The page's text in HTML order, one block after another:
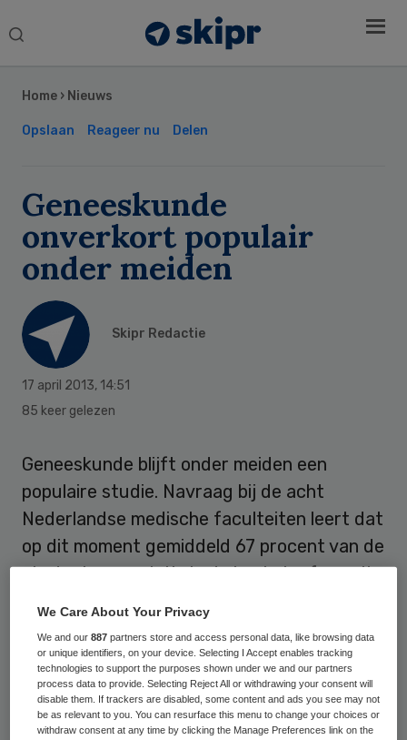
Search
Home › Nieuws
Opslaan Reageer nu Delen
Geneeskunde
onverkort populair
onder meiden
Skipr Redactie
17 april 2013, 14:51
85 keer gelezen
Geneeskunde blijft onder meiden een
populaire studie. Navraag bij de acht
Nederlandse medische faculteiten leert dat
op dit moment gemiddeld 67 procent van de
studentenpopulatie in de bachelor fase uit
Het onderzoeksrapportTrends in Beeldvan
het Ministerie van Onderwijs laat zien dat er
in de afgelopen 60 jaar meer vrouwen zijn
gaan studeren in het hoger onderwijs. Dit is
Sidebar
We Care About Your Privacy
We and our887 partners store and access personal data, like browsing data
or unique identifiers, on your device. Selecting I Accept enables tracking
technologies to support the purposes shown under we and our partners
process data to provide. Selecting Reject All or withdrawing your consent will
disable them. If trackers are disabled, some content and ads you see may not
be as relevant to you. You can resurface this menu to change your choices or
withdraw consent at any time by clicking the Manage Preferences link on the